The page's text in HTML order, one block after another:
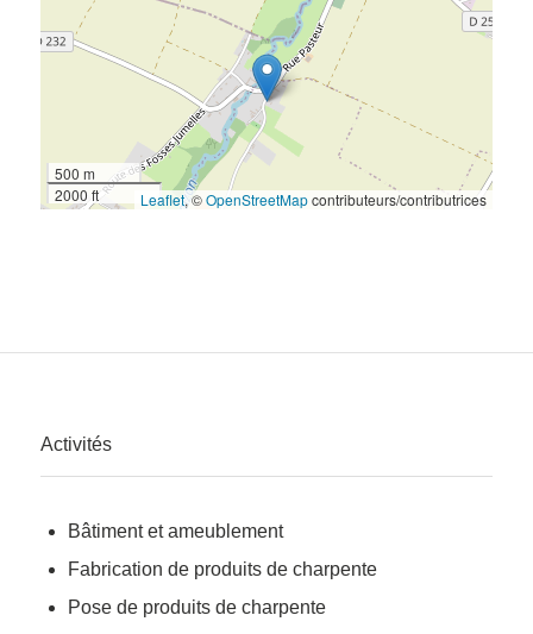
500 m
2000 ft
Leaflet, ©OpenStreetMapcontributeurs/contributrices
Activités
Bâtiment et ameublement
Fabrication de produits de charpente
Pose de produits de charpente